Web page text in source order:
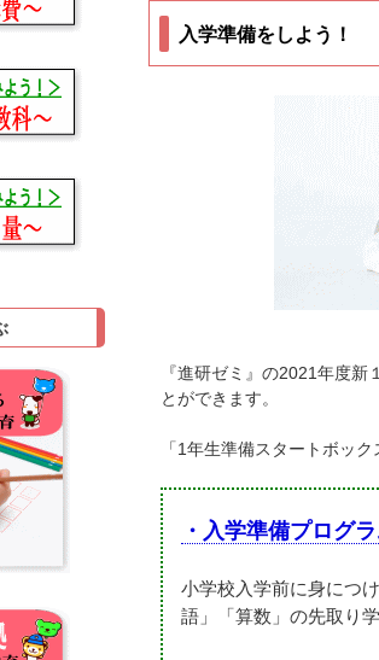
入学準備をしよう！
『進研ゼミ』の2021年度
とができます。
「1年生準備スタートボッ
・入学準備プログ
小学校入学前に身につ
語」「算数」の先取り